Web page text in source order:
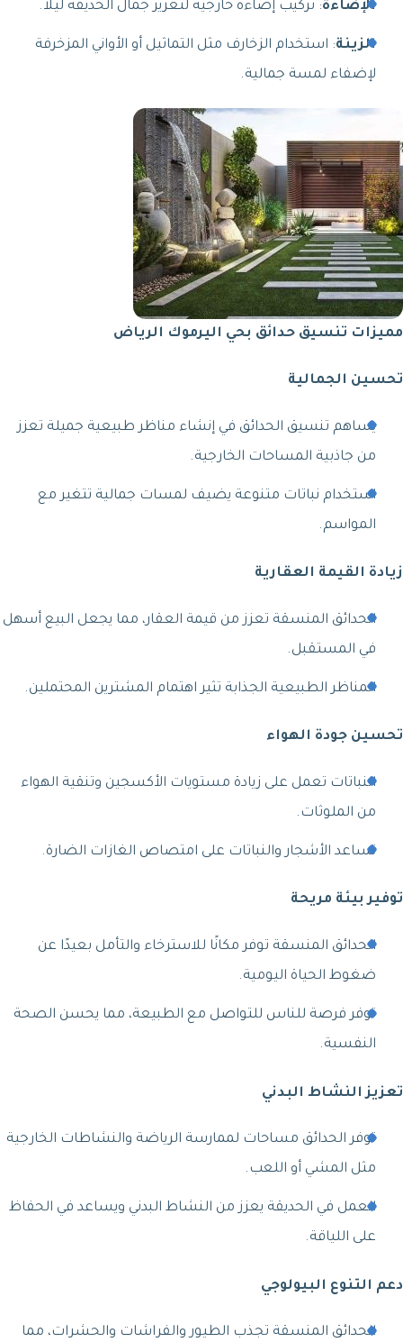
الإضاءة: تركيب إضاءة خارجية لتعزيز جمال الحديقة ليلاً.
الزينة: استخدام الزخارف مثل التماثيل أو الأواني المزخرفة
لإضفاء لمسة جمالية.
مميزات تنسيق حدائق بحي اليرموك الرياض
تحسين الجمالية
يساهم تنسيق الحدائق في إنشاء مناظر طبيعية جميلة تعزز
من جاذبية المساحات الخارجية.
استخدام نباتات متنوعة يضيف لمسات جمالية تتغير مع
المواسم.
زيادة القيمة العقارية
الحدائق المنسقة تعزز من قيمة العقار، مما يجعل البيع أسهل
في المستقبل.
المناظر الطبيعية الجذابة تثير اهتمام المشترين المحتملين.
تحسين جودة الهواء
النباتات تعمل على زيادة مستويات الأكسجين وتنقية الهواء
من الملوثات.
تساعد الأشجار والنباتات على امتصاص الغازات الضارة.
توفير بيئة مريحة
الحدائق المنسقة توفر مكانًا للاسترخاء والتأمل بعيدًا عن
ضغوط الحياة اليومية.
توفر فرصة للناس للتواصل مع الطبيعة، مما يحسن الصحة
النفسية.
تعزيز النشاط البدني
توفر الحدائق مساحات لممارسة الرياضة والنشاطات الخارجية
مثل المشي أو اللعب.
العمل في الحديقة يعزز من النشاط البدني ويساعد في الحفاظ
على اللياقة.
دعم التنوع البيولوجي
الحدائق المنسقة تجذب الطيور والفراشات والحشرات، مما